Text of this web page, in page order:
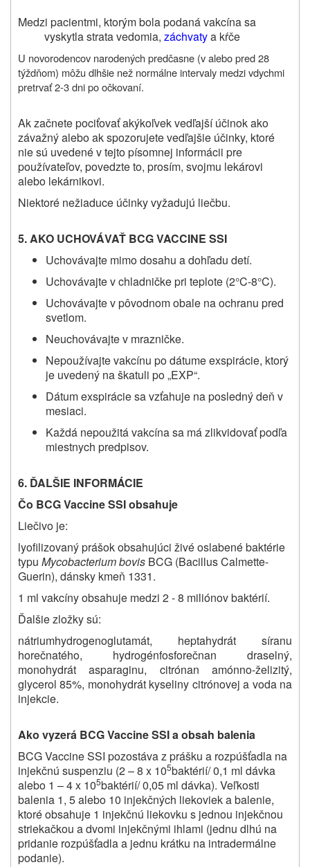
Medzi pacientmi, ktorým bola podaná vakcína sa
vyskytla strata vedomia, záchvatya kŕče
U novorodencov narodených predčasne (v alebo pred 28
týždňom) môžu dlhšie než normálne intervaly medzi vdychmi
pretrvať 2-3 dni po očkovaní.
Ak začnete pociťovať akýkoľvek vedľajší účinok ako
závažný alebo ak spozorujete vedľajšie účinky, ktoré
nie sú uvedené v tejto písomnej informácii pre
používateľov, povedzte to, prosím, svojmu lekárovi
alebo lekárnikovi.
Niektoré nežiaduce účinky vyžadujú liečbu.
5. AKO UCHOVÁVAŤ BCG VACCINE SSI
Uchovávajte mimo dosahu a dohľadu detí.
Uchovávajte v chladničke pri teplote (2°C-8°C).
Uchovávajte v pôvodnom obale na ochranu pred
svetlom.
Neuchovávajte v mrazničke.
Nepoužívajte vakcínu po dátume exspirácie, ktorý
je uvedený na škatuli po „EXP“.
Dátum exspirácie sa vzťahuje na posledný deň v
mesiaci.
Každá nepoužitá vakcína sa má zlikvidovať podľa
miestnych predpisov.
6. ĎALŠIE INFORMÁCIE
Čo BCG Vaccine SSI obsahuje
Liečivo je:
lyofilizovaný prášok obsahujúci živé oslabené baktérie
typu Mycobacterium bovis BCG (Bacillus Calmette-
Guerin), dánsky kmeň 1331.
1 ml vakcíny obsahuje medzi 2 - 8 miliónov baktérií.
Ďalšie zložky sú:
nátriumhydrogenoglutamát, heptahydrát síranu
horečnatého, hydrogénfosforečnan draselný,
monohydrát asparaginu, citrónan amónno-želizitý,
glycerol 85%, monohydrát kyseliny citrónovej a voda na
injekcie.
Ako vyzerá BCG Vaccine SSI a obsah balenia
BCG Vaccine SSI pozostáva z prášku a rozpúšťadla na
injekčnú suspenziu (2 – 8 x 105baktérií/ 0,1 ml dávka
alebo 1 – 4 x 105baktérií/ 0,05 ml dávka). Veľkosti
balenia 1, 5 alebo 10 injekčných liekoviek a balenie,
ktoré obsahuje 1 injekčnú liekovku s jednou injekčnou
striekačkou a dvomi injekčnými ihlami (jednu dlhú na
pridanie rozpúšťadla a jednu krátku na intradermálne
podanie).